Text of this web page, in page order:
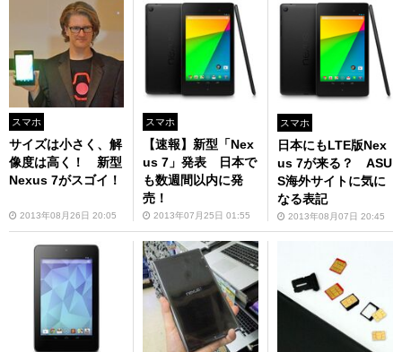
スマホ
サイズは小さく、解
像度は高く！ 新型
Nexus 7がスゴイ！
2013年08月26日 20:05
スマホ
【速報】新型「Nex
us 7」発表 日本で
も数週間以内に発
売！
2013年07月25日 01:55
スマホ
日本にもLTE版Nex
us 7が来る？ ASU
S海外サイトに気に
なる表記
2013年08月07日 20:45